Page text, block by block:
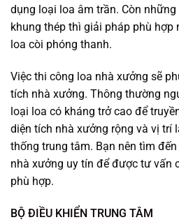
dụng loại loa âm trần. Còn
khung thép thì giải pháp phù
loa còi phóng thanh.
Việc thi công loa nhà xưởng sẽ
tích nhà xưởng. Thông thường
loại loa có kháng trở cao để
diện tích nhà xưởng rộng và vị trí
thống trung tâm. Bạn nên tìm
nhà xưởng uy tín để được tư vấn
phù hợp.
BỘ ĐIỀU KHIỂN TRUNG TÂM